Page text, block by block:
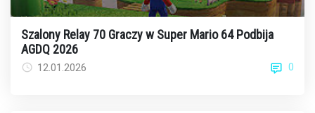
Szalony Relay 70 Graczy w Super Mario 64 Podbija
AGDQ 2026
12.01.2026 0